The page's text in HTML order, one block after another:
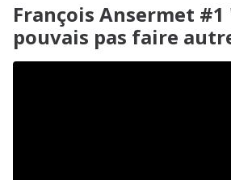
François Ansermet #1
pouvais pas faire